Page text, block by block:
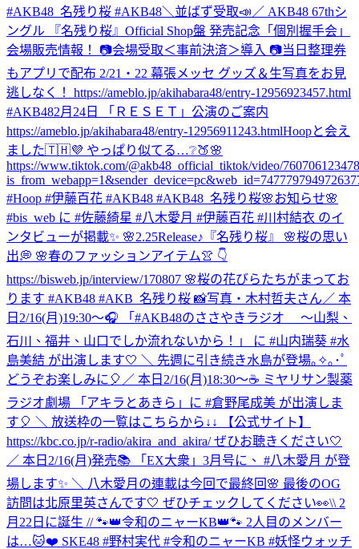
#AKB48_名残り桜 #AKB48＼並ばず受取📣／ AKB48 67thシ
ングル 『名残り桜』Official Shop盤 発売記念「個別握手会」
会場販売情報！ 📷会場受取＜事前決済＞導入 📷当日整理券
もアプリで配布 2/21・22 幕張メッセ グッズ＆生写真をお見
逃しなく！ https://ameblo.jp/akihabara48/entry-12956923457.html
#AKB482月24日 「ＲＥＳＥＴ」公演のご案内
https://ameblo.jp/akihabara48/entry-12956911243.htmlHoopと会え
ました🇹🇭💜 やっぱり似てる…❔🍑🌸
https://www.tiktok.com/@akb48_official_tiktok/video/
#Hoop #伊藤百花 #AKB48 #AKB48_名残り桜🌸お知らせ🌸
#bis_web に #佐藤綺星 #八木愛月 #伊藤百花 #川村結衣 のイ
ンタビューが掲載✨ 🌸2.25Release♪『名残り桜』 🌸桜の思い
出💭 🌸春のファッションアイテム👚 👇
https://bisweb.jp/interview/170807 🌸桜の花びらたちがまってお
ります #AKB48 #AKB_名残り桜 📸写真・木村哲夫さん ／ 本
日2/16(月)19:30～🎧 「#AKB48のささやきラジオ ～山梨、
石川、福井、山口でしか流れないから！」 に #山内瑞葵 #水
島美結 が出演します🤍 ＼ 先週に引き続き水島が登場｡✧｡･ﾟ
どうぞお楽しみに🎈 ／ 本日2/16(月)18:30～☕ ミヤリサン製薬
ラジオ劇場 「アキラとあきら」に #倉野尾成美 が出演しま
す🎈 ＼ 放送枠の一覧はこちらから↓↓ 【公式サイト】
https://kbc.co.jp/r-radio/akira_and_akira/ ぜひお聴きください🤍
／ 本日2/16(月)発売📚 「EX大衆」3月号に、 #八木愛月 が登
場します✨ ＼ 八木愛月の連載は今回で最終回🌸 最後のOG
訪問は北原里英さんです🤍 ぜひチェックしてください👀\\ 2
月22日に誕生 // 🐾👑令和のニャーKB👑🐾 2人目のメンバー
は…🐱❤️ SKE48 #野村実代 #令和のニャーKB #妖怪ウォッチ